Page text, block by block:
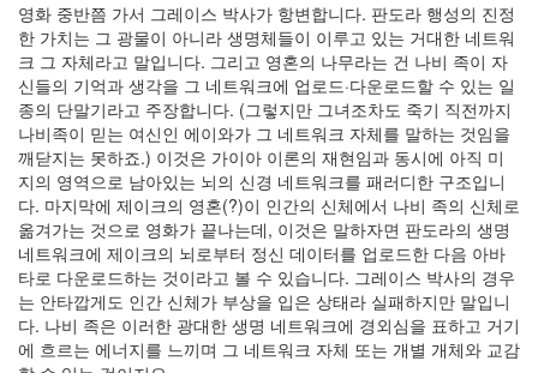
영화 중반쯤 가서 그레이스 박사가 항변합니다. 판도라 행성의 진정
한 가치는 그 광물이 아니라 생명체들이 이루고 있는 거대한 네트워
크 그 자체라고 말입니다. 그리고 영혼의 나무라는 건 나비 족이 자
신들의 기억과 생각을 그 네트워크에 업로드·다운로드할 수 있는 일
종의 단말기라고 주장합니다. (그렇지만 그녀조차도 죽기 직전까지
나비족이 믿는 여신인 에이와가 그 네트워크 자체를 말하는 것임을
깨닫지는 못하죠.) 이것은 가이아 이론의 재현임과 동시에 아직 미
지의 영역으로 남아있는 뇌의 신경 네트워크를 패러디한 구조입니
다. 마지막에 제이크의 영혼(?)이 인간의 신체에서 나비 족의 신체로
옮겨가는 것으로 영화가 끝나는데, 이것은 말하자면 판도라의 생명
네트워크에 제이크의 뇌로부터 정신 데이터를 업로드한 다음 아바
타로 다운로드하는 것이라고 볼 수 있습니다. 그레이스 박사의 경우
는 안타깝게도 인간 신체가 부상을 입은 상태라 실패하지만 말입니
다. 나비 족은 이러한 광대한 생명 네트워크에 경외심을 표하고 거기
에 흐르는 에너지를 느끼며 그 네트워크 자체 또는 개별 개체와 교감
Notices
Find!
Categories
전
체
130
따
뜻
한
이
야
기